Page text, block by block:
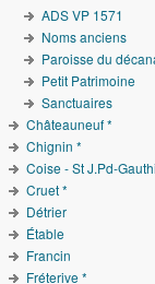
ADS VP 1571
Noms anciens
Paroisse du
Petit Patrimoine
Sanctuaires
Châteauneuf *
Chignin *
Coise - St J.Pd-
Cruet *
Détrier
Étable
Francin
Fréterive *